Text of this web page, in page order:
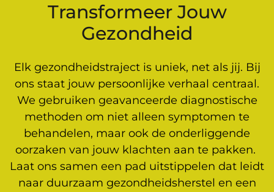
Transformeer Jouw
Gezondheid
Elk gezondheidstraject is uniek, net als jij. Bij
ons staat jouw persoonlijke verhaal centraal.
We gebruiken geavanceerde diagnostische
methoden om niet alleen symptomen te
behandelen, maar ook de onderliggende
oorzaken van jouw klachten aan te pakken.
Laat ons samen een pad uitstippelen dat leidt
naar duurzaam gezondheidsherstel en een